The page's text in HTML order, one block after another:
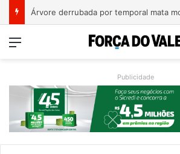
Menu
Publicidade